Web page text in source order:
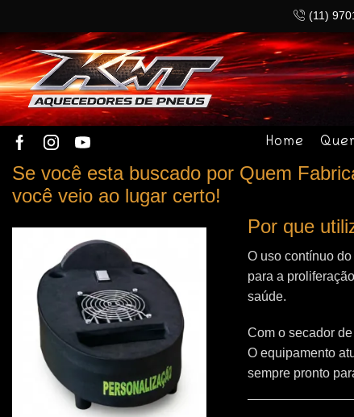
(11)
Home
Se você esta buscado por Quem
você veio ao lugar certo!
Por que
O uso contínuo
para a
saúde.
Com o secador
O equipamento
sempre pronto